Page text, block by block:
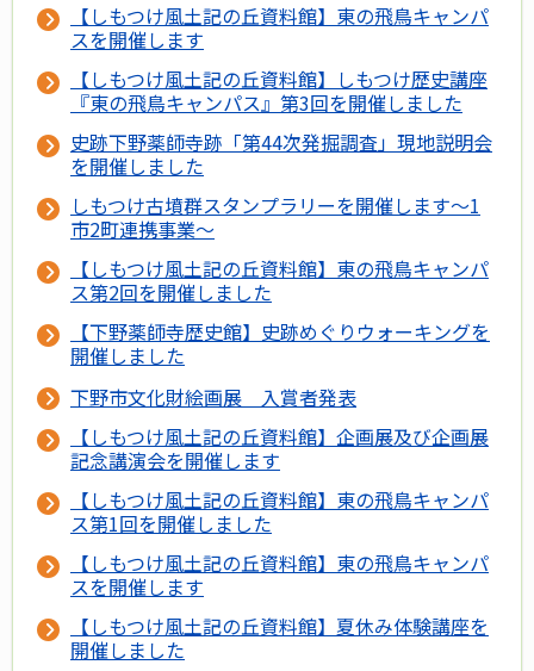
【しもつけ風土記の丘資料館】東の飛鳥キャンパ
スを開催します
【しもつけ風土記の丘資料館】しもつけ歴史講座
『東の飛鳥キャンパス』第3回を開催しました
史跡下野薬師寺跡「第44次発掘調査」現地説明会
を開催しました
しもつけ古墳群スタンプラリーを開催します～1
市2町連携事業～
【しもつけ風土記の丘資料館】東の飛鳥キャンパ
ス第2回を開催しました
【下野薬師寺歴史館】史跡めぐりウォーキングを
開催しました
下野市文化財絵画展 入賞者発表
【しもつけ風土記の丘資料館】企画展及び企画展
記念講演会を開催します
【しもつけ風土記の丘資料館】東の飛鳥キャンパ
ス第1回を開催しました
【しもつけ風土記の丘資料館】東の飛鳥キャンパ
スを開催します
【しもつけ風土記の丘資料館】夏休み体験講座を
開催しました